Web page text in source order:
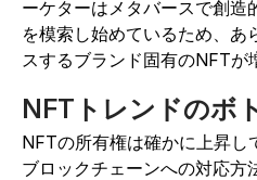
ーケターはメタバースで創造
を模索し始めているため、あ
スするブランド固有のNFTが
NFTトレンドのボ
NFTの所有権は確かに上昇し
ブロックチェーンへの対応方